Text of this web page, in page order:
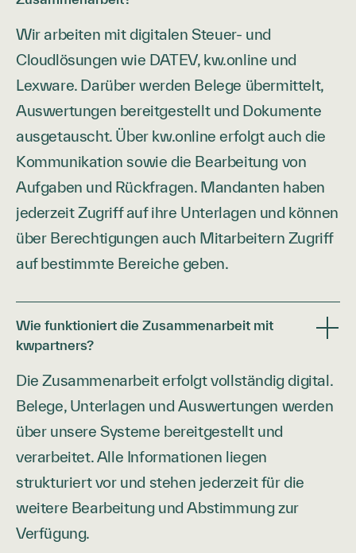
Wir arbeiten mit digitalen Steuer- und
Cloudlösungen wie DATEV, kw.online und
Lexware. Darüber werden Belege übermittelt,
Auswertungen bereitgestellt und Dokumente
ausgetauscht. Über kw.online erfolgt auch die
Kommunikation sowie die Bearbeitung von
Aufgaben und Rückfragen. Mandanten haben
jederzeit Zugriff auf ihre Unterlagen und können
über Berechtigungen auch Mitarbeitern Zugriff
auf bestimmte Bereiche geben.
Wie funktioniert die Zusammenarbeit mit
kwpartners?
Die Zusammenarbeit erfolgt vollständig digital.
Belege, Unterlagen und Auswertungen werden
über unsere Systeme bereitgestellt und
verarbeitet. Alle Informationen liegen
strukturiert vor und stehen jederzeit für die
weitere Bearbeitung und Abstimmung zur
Verfügung.